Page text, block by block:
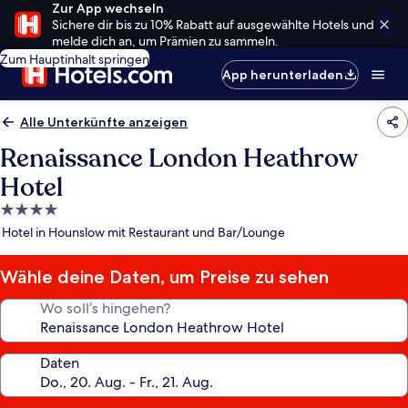
Zur App wechseln
Sichere dir bis zu 10% Rabatt auf ausgewählte Hotels und
melde dich an, um Prämien zu sammeln.
Zum Hauptinhalt springen
App herunterladen
Alle Unterkünfte anzeigen
Renaissance London Heathrow
Hotel
4.0-
Sterne-
Hotel in Hounslow mit Restaurant und Bar/Lounge
Wähle deine Daten, um Preise zu sehen
Wo soll’s hingehen?
Daten